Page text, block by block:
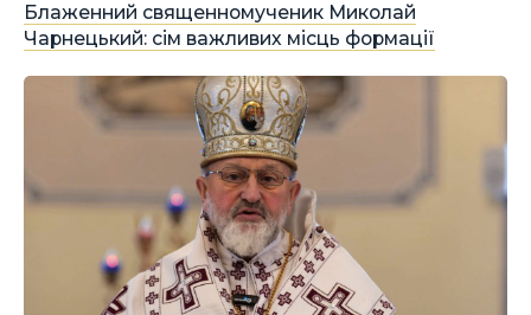
Блаженний священномученик Миколай
Чарнецький: сім важливих місць формації